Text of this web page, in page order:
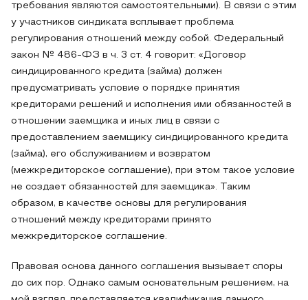
требования являются самостоятельными). В связи с этим
у участников синдиката всплывает проблема
регулирования отношений между собой. Федеральный
закон № 486-ФЗ в ч. 3 ст. 4 говорит: «Договор
синдицированного кредита (займа) должен
предусматривать условие о порядке принятия
кредиторами решений и исполнения ими обязанностей в
отношении заемщика и иных лиц в связи с
предоставлением заемщику синдицированного кредита
(займа), его обслуживанием и возвратом
(межкредиторское соглашение), при этом такое условие
не создает обязанностей для заемщика». Таким
образом, в качестве основы для регулирования
отношений между кредиторами принято
межкредиторское соглашение.
Правовая основа данного соглашения вызывает споры
до сих пор. Однако самым основательным решением, на